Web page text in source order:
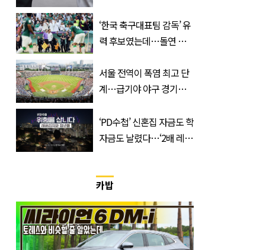
‘한국 축구대표팀 감독’ 유
력 후보였는데…돌연 코
‘거장’
서울 전역이 폭염 최고 단
계…급기야 야구 경기까
‘PD수첩’ 신혼집 자금도 학
자금도 날렸다…‘2배 레버
카밥